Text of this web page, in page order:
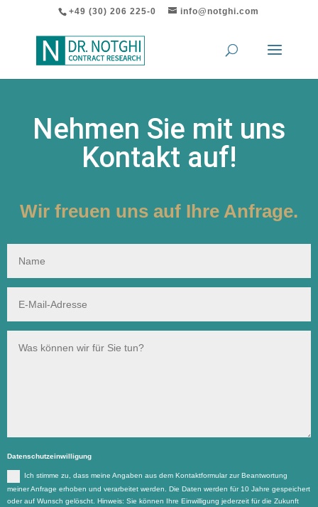
+49 (30) 206 225-0 info@notghi.com
Nehmen Sie mit uns
Kontakt auf!
Wir freuen uns auf Ihre Anfrage.
Datenschutzeinwilligung
Ich stimme zu, dass meine Angaben aus dem Kontaktformular zur Beantwortung
meiner Anfrage erhoben und verarbeitet werden. Die Daten werden für 10 Jahre gespeichert
oder auf Wunsch gelöscht. Hinweis: Sie können Ihre Einwilligung jederzeit für die Zukunft